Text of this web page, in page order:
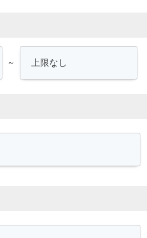
～